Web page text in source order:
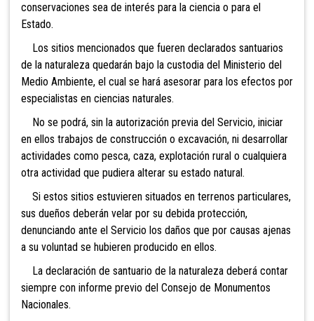
conservaciones sea de interés para la ciencia o para el
Estado.
Los sitios mencionados que fueren declarados santuarios
de la naturaleza quedarán bajo la custodia del Ministerio del
Medio Ambiente, el cual se hará asesorar para los efectos por
especialistas en ciencias naturales.
No se podrá, sin la autorización previa del Servicio, iniciar
en ellos trabajos de construcción o excavación, ni desarrollar
actividades como pesca, caza, explotación rural o cualquiera
otra actividad que pudiera alterar su estado natural.
Si estos sitios estuvieren situados en terrenos particulares,
sus dueños deberán velar por su debida protección,
denunciando ante el Servicio los daños que por causas ajenas
a su voluntad se hubieren producido en ellos.
La declaración de santuario de la naturaleza deberá contar
siempre con informe previo del Consejo de Monumentos
Nacionales.